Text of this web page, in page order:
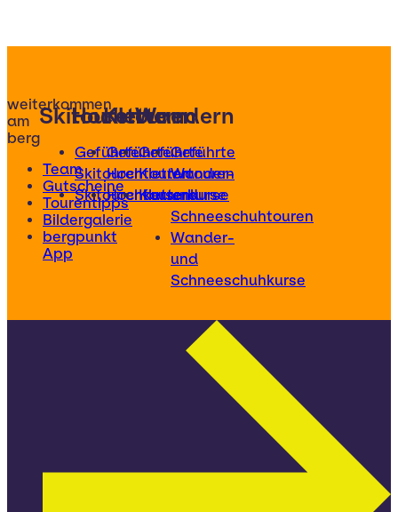
weiterkommen
am
berg
Team
Gutscheine
Tourentipps
Bildergalerie
bergpunkt
App
Skitouren
Geführte
Skitouren
Skitourenkurse
Hochtouren
Geführte
Hochtouren
Hochtourenkurse
Klettern
Geführte
Klettertouren
Kletterkurse
Wandern
Geführte
Wander-
und
Schneeschuhtouren
Wander-
und
Schneeschuhkurse